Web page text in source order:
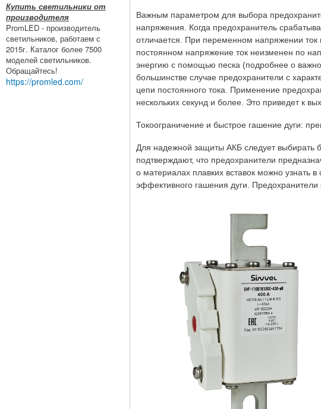
Купить светильники от
производителя
PromLED - производитель
светильников, работаем с
2015г. Каталог более 7500
моделей светильников.
Обращайтесь!
https://promled.com/
Важным параметром для выбора
напряжения. Когда предохранитель
отличается. При переменном напряжении ток
постоянном напряжение ток неизменен по
энергию с помощью песка (подробнее о
большинстве случае предохранители с
цепи постоянного тока. Применение
нескольких секунд и более. Это приведет к
Токоограничение и быстрое гашение дуги:
Для надежной защиты АКБ следует выбирать
подтверждают, что предохранители
о материалах плавких вставок можно узнать в
эффективного гашения дуги.